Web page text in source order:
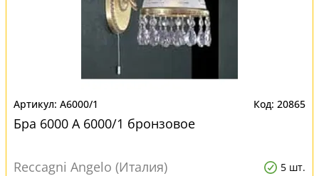
A6000/1 20865
Бра 6000 A 6000/1 бронзовое
Reccagni Angelo (Италия) 5 шт.